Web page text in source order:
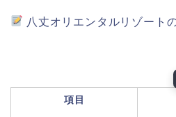
八丈オリエンタルリゾート
項目